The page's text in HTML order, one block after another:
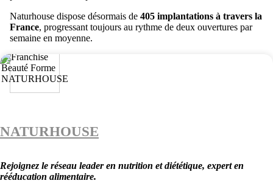
Naturhouse dispose désormais de 405 implantations à travers la
France, progressant toujours au rythme de deux ouvertures par
semaine en moyenne.
NATURHOUSE
Rejoignez le réseau leader en nutrition et diététique, expert en
rééducation alimentaire.